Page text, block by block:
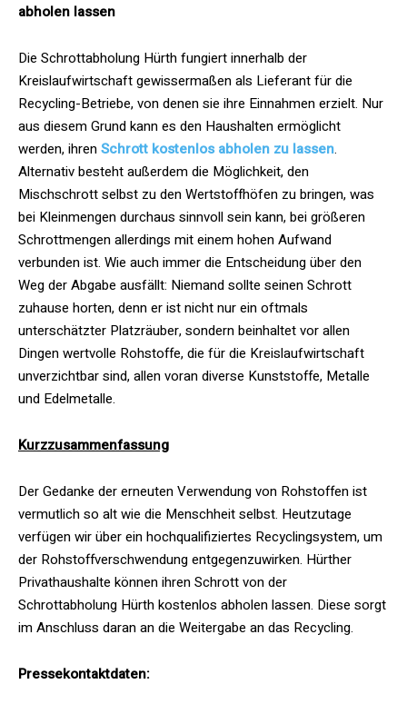
abholen lassen
Die Schrottabholung Hürth fungiert innerhalb der
Kreislaufwirtschaft gewissermaßen als Lieferant für die
Recycling-Betriebe, von denen sie ihre Einnahmen erzielt. Nur
aus diesem Grund kann es den Haushalten ermöglicht
werden, ihrenSchrott kostenlos abholen zu lassen.
Alternativ besteht außerdem die Möglichkeit, den
Mischschrott selbst zu den Wertstoffhöfen zu bringen, was
bei Kleinmengen durchaus sinnvoll sein kann, bei größeren
Schrottmengen allerdings mit einem hohen Aufwand
verbunden ist. Wie auch immer die Entscheidung über den
Weg der Abgabe ausfällt: Niemand sollte seinen Schrott
zuhause horten, denn er ist nicht nur ein oftmals
unterschätzter Platzräuber, sondern beinhaltet vor allen
Dingen wertvolle Rohstoffe, die für die Kreislaufwirtschaft
unverzichtbar sind, allen voran diverse Kunststoffe, Metalle
und Edelmetalle.
Kurzzusammenfassung
Der Gedanke der erneuten Verwendung von Rohstoffen ist
vermutlich so alt wie die Menschheit selbst. Heutzutage
verfügen wir über ein hochqualifiziertes Recyclingsystem, um
der Rohstoffverschwendung entgegenzuwirken. Hürther
Privathaushalte können ihren Schrott von der
Schrottabholung Hürth kostenlos abholen lassen. Diese sorgt
im Anschluss daran an die Weitergabe an das Recycling.
Pressekontaktdaten: